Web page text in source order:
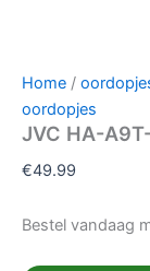
Home /
oordopjes
JVC HA-
€49.99
Bestel vandaag